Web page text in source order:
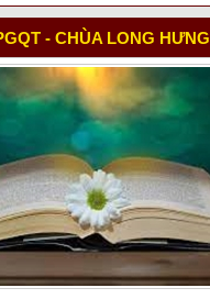
- CHÙA LONG HƯNG